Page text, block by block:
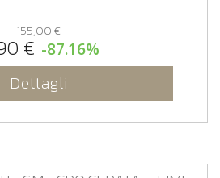
€
155,00 €
-87.16%
Dettagli